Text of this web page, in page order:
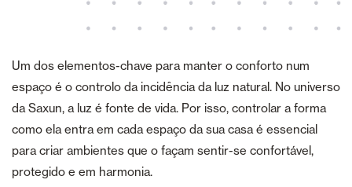
Um dos elementos-chave para manter o conforto num
espaço é o controlo da incidência da luz natural. No universo
da Saxun, a luz é fonte de vida. Por isso, controlar a forma
como ela entra em cada espaço da sua casa é essencial
para criar ambientes que o façam sentir-se confortável,
protegido e em harmonia.